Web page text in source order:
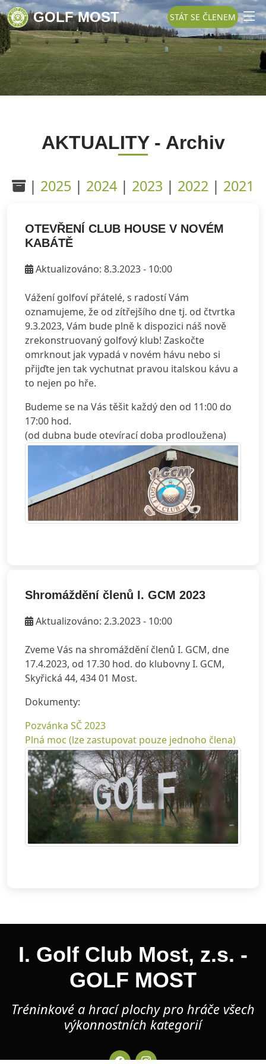
GOLF MOST STÁT SE ČLENEM
AKTUALITY - Archiv
| 2025 | 2024 | 2023 | 2022 | 2021
OTEVŘENÍ CLUB HOUSE V NOVÉM
KABÁTĚ
Aktualizováno: 8.3.2023 - 10:00
Vážení golfoví přátelé, s radostí Vám
oznamujeme, že od zítřejšího dne tj. od čtvrtka
9.3.2023, Vám bude plně k dispozici náš nově
zrekonstruovaný golfový klub! Zaskočte
omrknout jak vypadá v novém hávu nebo si
přijďte jen tak vychutnat pravou italskou kávu a
to nejen po hře.
Budeme se na Vás těšit každý den od 11:00 do
17:00 hod.
(od dubna bude otevírací doba prodloužena)
Shromáždění členů I. GCM 2023
Aktualizováno: 2.3.2023 - 10:00
Zveme Vás na shromáždění členů I. GCM, dne
17.4.2023, od 17.30 hod. do klubovny I. GCM,
Skyřická 44, 434 01 Most.
Dokumenty:
Pozvánka SČ 2023
Plná moc (lze zastupovat pouze jednoho člena)
I. Golf Club Most, z.s. -
GOLF MOST
Tréninkové a hrací plochy pro hráče všech
výkonnostních kategorií